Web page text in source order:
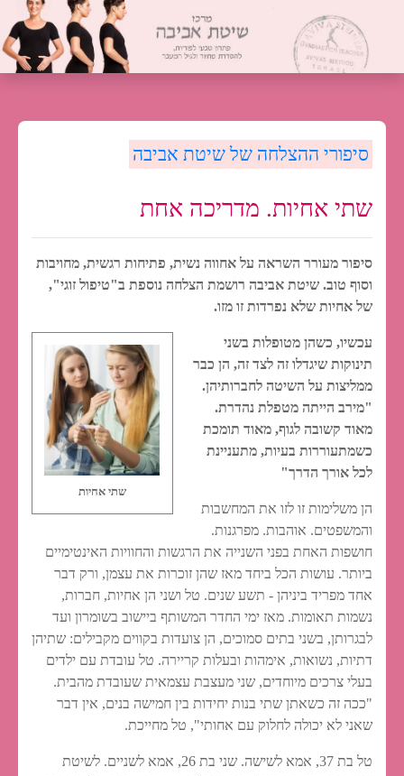
סיפורי ההצלחה של שיטת אביבה
שתי אחיות. מדריכה אחת
סיפור מעורר השראה על אחווה נשית, פתיחות רגשית, מחויבות
וסוף טוב. שיטת אביבה רושמת הצלחה נוספת ב"טיפול זוגי",
של אחיות שלא נפרדות זו מזו.
שתי אחיות
עכשיו, כשהן מטופלות בשני
תינוקות שיגדלו זה לצד זה, הן כבר
ממליצות על השיטה לחברותיהן.
"מירב הייתה מטפלת נהדרת.
מאוד קשובה לגוף, מאוד תומכת
כשמתעוררות בעיות, מתעניינת
לכל אורך הדרך"
הן משלימות זו לזו את המחשבות
והמשפטים. אוהבות. מפרגנות.
חושפות האחת בפני השנייה את הרגשות והחוויות האינטימיים
ביותר. עושות הכל ביחד מאז שהן זוכרות את עצמן, ורק דבר
אחד מפריד ביניהן - תשע שנים. טל ושני הן אחיות, חברות,
נשמות תאומות. מאז ימי החדר המשותף ביישוב בשומרון ועד
לבגרותן, בשני בתים סמוכים, הן צועדות בקווים מקבילים: שתיהן
דתיות, נשואות, אימהות ובעלות קריירה. טל עובדת עם ילדים
בעלי צרכים מיוחדים, שני מעצבת עצמאית שעובדת מהבית.
"ככה זה כשאתן שתי בנות יחידות בין חמישה בנים, אין דבר
שאני לא יכולה לחלוק עם אחותי", טל מחייכת.
טל בת 37, אמא לשישה. שני בת 26, אמא לשניים. לשיטת